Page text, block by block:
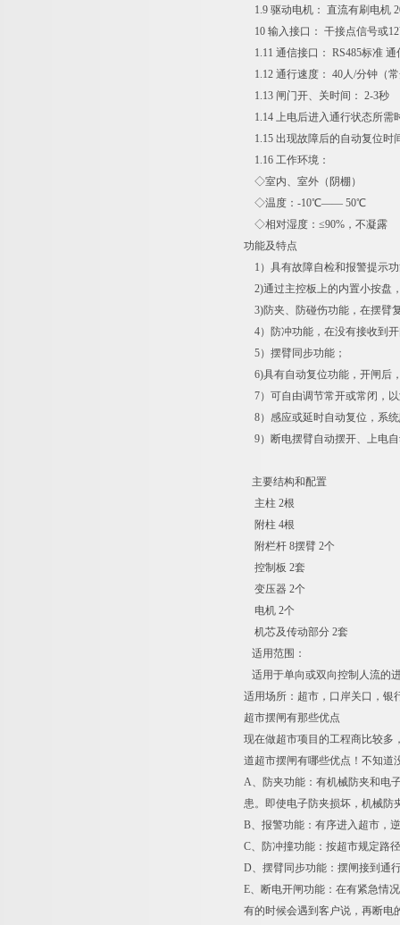
1.9 驱动电机： 直流有刷电机
10 输入接口： 干接点信号或
1.11 通信接口： RS485标准 通
1.12 通行速度： 40人/分钟（
1.13 闸门开、关时间： 2-3秒
1.14 上电后进入通行状态所需
1.15 出现故障后的自动复位时
1.16 工作环境：
◇室内、室外（阴棚）
◇温度：-10℃—— 50℃
◇相对湿度：≤90%，不凝露
功能及特点
1）具有故障自检和报警提示
2)通过主控板上的内置小按盘
3)防夹、防碰伤功能，在摆臂
4）防冲功能，在没有接收到
5）摆臂同步功能；
6)具有自动复位功能，开闸后
7）可自由调节常开或常闭，
8）感应或延时自动复位，系
9）断电摆臂自动摆开、上电
主要结构和配置
主柱 2根
附柱 4根
附栏杆 8摆臂 2个
控制板 2套
变压器 2个
电机 2个
机芯及传动部分 2套
适用范围：
适用于单向或双向控制人流的
适用场所：超市，口岸关口，银
超市摆闸有那些优点
现在做超市项目的工程商比较多
道超市摆闸有哪些优点！不知道
A、防夹功能：有机械防夹和电
患。即使电子防夹损坏，机械防
B、报警功能：有序进入超市，
C、防冲撞功能：按超市规定路
D、摆臂同步功能：摆闸接到通
E、断电开闸功能：在有紧急情
有的时候会遇到客户说，再断电